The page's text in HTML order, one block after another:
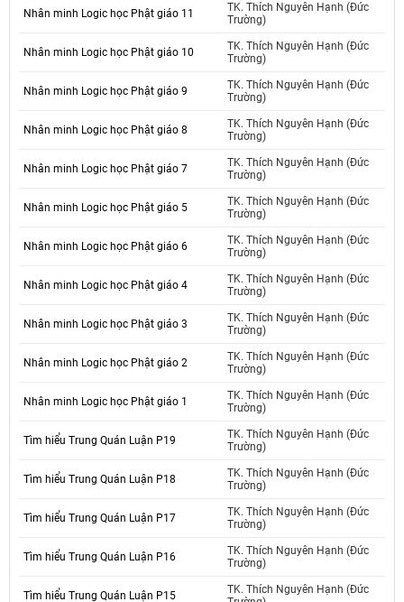
Nhân minh Logic học Phật giáo 11
TK. Thích Nguyên Hạnh (Đức
Trường)
Nhân minh Logic học Phật giáo 10
TK. Thích Nguyên Hạnh (Đức
Trường)
Nhân minh Logic học Phật giáo 9
TK. Thích Nguyên Hạnh (Đức
Trường)
Nhân minh Logic học Phật giáo 8
TK. Thích Nguyên Hạnh (Đức
Trường)
Nhân minh Logic học Phật giáo 7
TK. Thích Nguyên Hạnh (Đức
Trường)
Nhân minh Logic học Phật giáo 5
TK. Thích Nguyên Hạnh (Đức
Trường)
Nhân minh Logic học Phật giáo 6
TK. Thích Nguyên Hạnh (Đức
Trường)
Nhân minh Logic học Phật giáo 4
TK. Thích Nguyên Hạnh (Đức
Trường)
Nhân minh Logic học Phật giáo 3
TK. Thích Nguyên Hạnh (Đức
Trường)
Nhân minh Logic học Phật giáo 2
TK. Thích Nguyên Hạnh (Đức
Trường)
Nhân minh Logic học Phật giáo 1
TK. Thích Nguyên Hạnh (Đức
Trường)
Tìm hiểu Trung Quán Luận P19
TK. Thích Nguyên Hạnh (Đức
Trường)
Tìm hiểu Trung Quán Luận P18
TK. Thích Nguyên Hạnh (Đức
Trường)
Tìm hiểu Trung Quán Luận P17
TK. Thích Nguyên Hạnh (Đức
Trường)
Tìm hiểu Trung Quán Luận P16
TK. Thích Nguyên Hạnh (Đức
Trường)
Tìm hiểu Trung Quán Luận P15
TK. Thích Nguyên Hạnh (Đức